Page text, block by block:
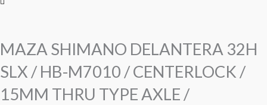
MAZA SHIMANO DELANTERA 32H
SLX / HB-M7010 / CENTERLOCK /
15MM THRU TYPE AXLE /
OLD:100MM